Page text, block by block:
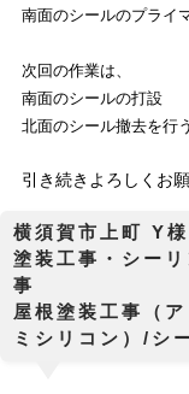
南面のシールのプライ
次回の作業は、
南面のシールの打設
北面のシール撤去を行
引き続きよろしくお
横須賀市
塗装工事・シーリ
屋根塗装工事（
ミシリコン）/シ